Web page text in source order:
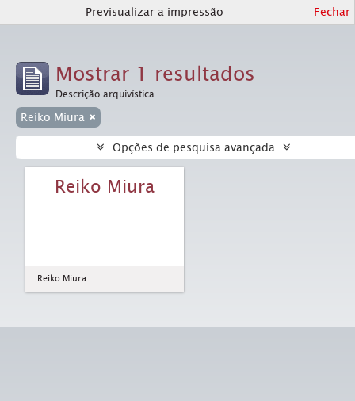
Previsualizar a impressão Fechar
Mostrar 1 resultados
Descrição arquivística
Reiko Miura
Opções de pesquisa avançada
Reiko Miura
Reiko Miura